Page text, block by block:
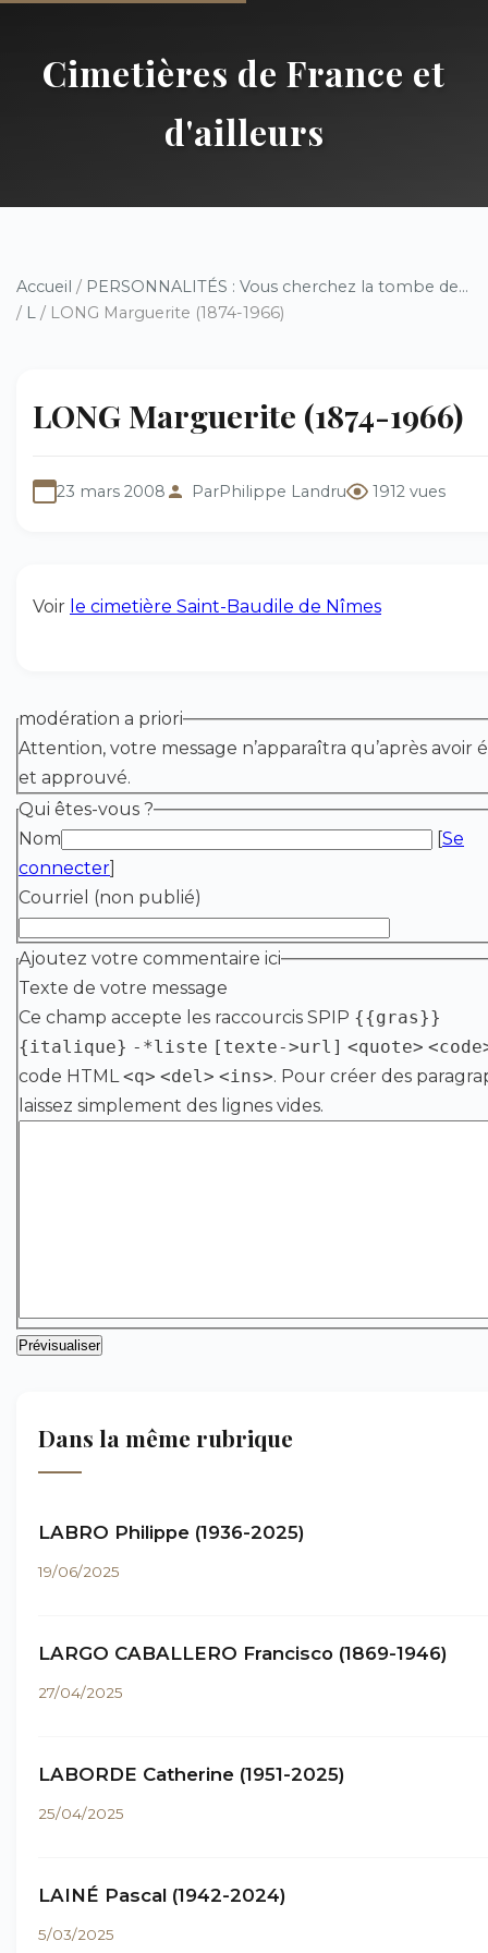
Cimetières de France et
d'ailleurs
Accueil / PERSONNALITÉS : Vous cherchez la tombe de...
/ L / LONG Marguerite (1874-1966)
LONG Marguerite (1874-1966)
23 mars 2008 ParPhilippe Landru 1912 vues
Voir le cimetière Saint-Baudile de Nîmes
modération a priori
Attention, votre message n’apparaîtra qu’après avoir
et approuvé.
Qui êtes-vous ?
Nom
[Se
connecter]
Courriel (non publié)
Ajoutez votre commentaire ici
Texte de votre message
Ce champ accepte les raccourcis SPIP {{gras}}
{italique} -*liste [texte->url] <quote>
code HTML<q> <del> <ins>. Pour créer des
laissez simplement des lignes vides.
Dans la même rubrique
LABRO Philippe (1936-2025)
19/06/2025
LARGO CABALLERO Francisco (1869-1946)
27/04/2025
LABORDE Catherine (1951-2025)
25/04/2025
LAINÉ Pascal (1942-2024)
5/03/2025